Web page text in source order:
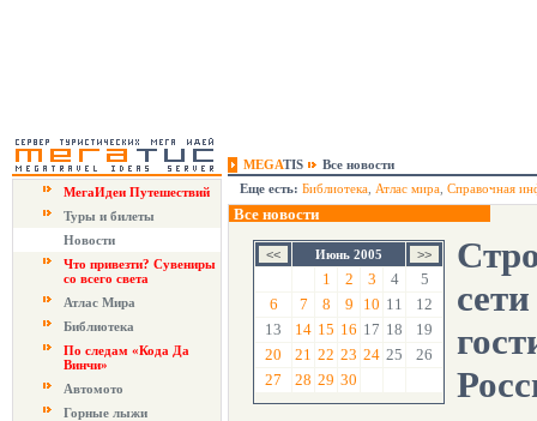
MEGATIS
Все новости
МегаИдеи Путешествий
Туры и билеты
Новости
Что привезти? Сувениры
со всего света
Атлас Мира
Библиотека
По следам «Кода Да
Винчи»
Автомото
Горные лыжи
Еще есть: Библиотека Атлас мира Справочная
Все новости
Июнь 2005
1 2 3 4
5
6
7 8 9 10 11
12
13
14 15 16 17 18
19
20
21 22 23 24 25
26
27
28 29 30